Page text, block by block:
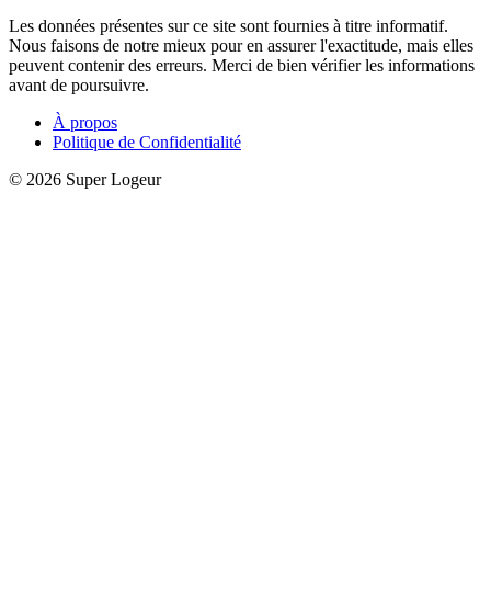
Les données présentes sur ce site sont fournies à titre informatif.
Nous faisons de notre mieux pour en assurer l'exactitude, mais elles
peuvent contenir des erreurs. Merci de bien vérifier les informations
avant de poursuivre.
À propos
Politique de Confidentialité
© 2026 Super Logeur